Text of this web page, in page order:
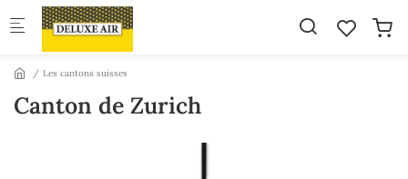
Skip to main content
Les cantons suisses
Canton de Zurich